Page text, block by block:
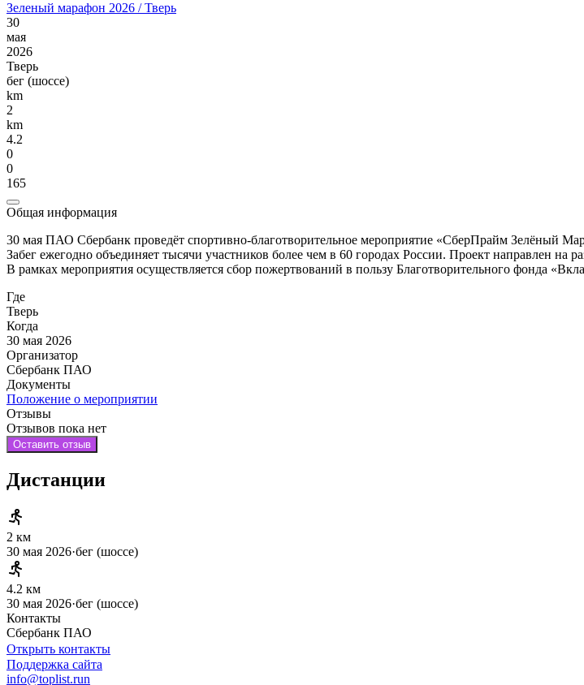
Зеленый марафон 2026 / Тверь
30
мая
2026
Тверь
бег (шоссе)
km
2
km
4.2
0
0
165
Общая информация
30 мая ПАО Сбербанк проведёт спортивно-благотворительное мероприятие «СберПрайм Зелёный
Забег ежегодно объединяет тысячи участников более чем в 60 городах России. Проект направлен на
В рамках мероприятия осуществляется сбор пожертвований в пользу Благотворительного фонда
Где
Тверь
Когда
30 мая 2026
Организатор
Сбербанк ПАО
Документы
Положение о мероприятии
Отзывы
Отзывов пока нет
Оставить отзыв
Дистанции
2 км
30 мая 2026·бег (шоссе)
4.2 км
30 мая 2026·бег (шоссе)
Контакты
Сбербанк ПАО
Открыть контакты
Поддержка сайта
info@toplist.run